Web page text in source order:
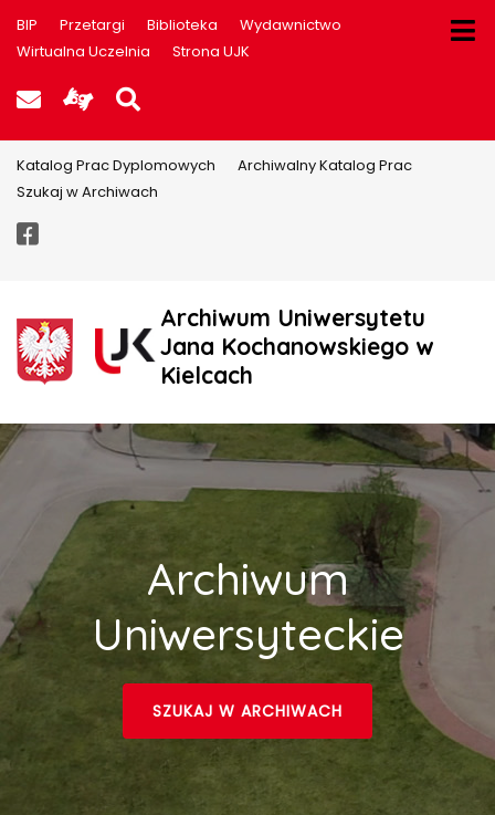
BIP Przetargi Biblioteka
Wydawnictwo
Wirtualna Uczelnia
Strona UJK
Poczta UJK
Informacje dla użytkowników
Szukaj na stronie
Katalog Prac Dyplomowych
Archiwalny Katalog Prac
Szukaj w Archiwach
Facebook
Archiwum Uniwersytetu
Jana Kochanowskiego w
Kielcach
Archiwum
Uniwersyteckie
SZUKAJ W ARCHIWACH